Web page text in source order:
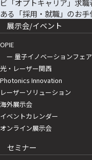
展示会/イベント
OPIE
ー 量子イノベーションフェア
光・レーザー関西
Photonics Innovation
レーザーソリューション
海外展示会
イベントカレンダー
オンライン展示会
セミナー